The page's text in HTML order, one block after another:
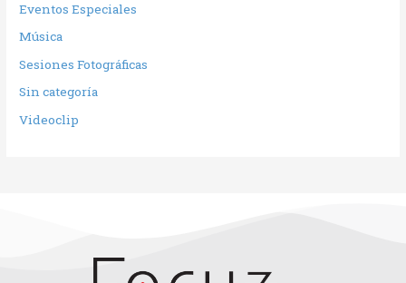
Eventos Especiales
Música
Sesiones Fotográficas
Sin categoría
Videoclip